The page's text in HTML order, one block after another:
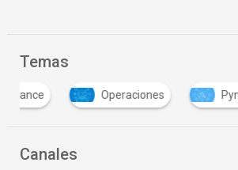
Temas
Operaciones Pymes
Canales